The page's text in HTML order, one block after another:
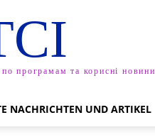
по програмам та корисні новини
NACHRICHTEN UND ARTIKEL